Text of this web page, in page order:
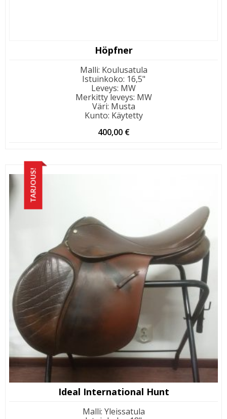
Höpfner
Malli: Koulusatula
Istuinkoko: 16,5"
Leveys: MW
Merkitty leveys: MW
Väri: Musta
Kunto: Käytetty
400,00 €
TARJOUS!
Ideal International Hunt
Malli: Yleissatula